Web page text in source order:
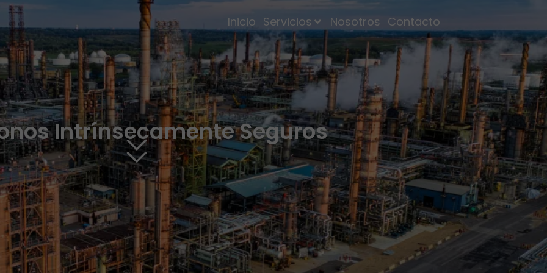
Inicio Servicios Nosotros Contacto
Intrínsecamente Seguros